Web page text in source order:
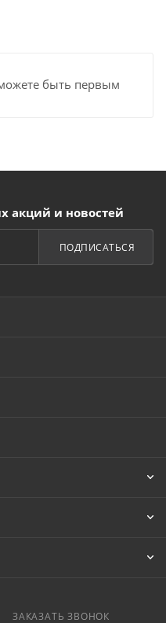
быть первым
акций и новостей
ПОДПИСАТЬСЯ
ЗАКАЗАТЬ ЗВОНОК